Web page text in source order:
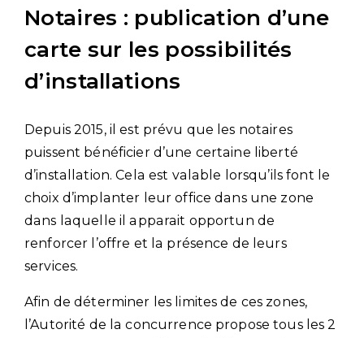
Notaires : publication d’une
carte sur les possibilités
d’installations
Depuis 2015, il est prévu que les notaires
puissent bénéficier d’une certaine liberté
d’installation. Cela est valable lorsqu’ils font le
choix d’implanter leur office dans une zone
dans laquelle il apparait opportun de
renforcer l’offre et la présence de leurs
services.
Afin de déterminer les limites de ces zones,
l’Autorité de la concurrence propose tous les 2